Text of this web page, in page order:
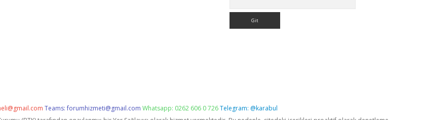
Teams:forumhizmeti@gmail.com Whatsapp: 0262 606 0 726Telegram: @karabul